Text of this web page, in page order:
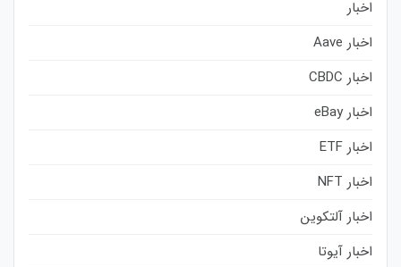
اخبار
اخبار Aave
اخبار CBDC
اخبار eBay
اخبار ETF
اخبار NFT
اخبار آلتکوین
اخبار آیوتا